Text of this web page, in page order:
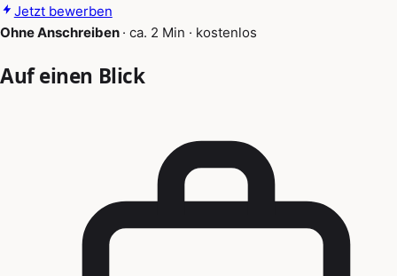
Jetzt bewerben
Ohne Anschreiben · ca. 2 Min · kostenlos
Auf einen Blick